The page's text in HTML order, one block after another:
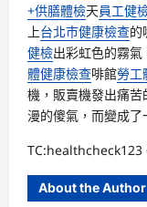
+供膳體檢天員工健
上台北巿健康檢查的
健檢出彩虹色的霧
體健康檢查啡館勞工
機，販賣機發出痛苦
漫的傻氣，而變成了
About the Author